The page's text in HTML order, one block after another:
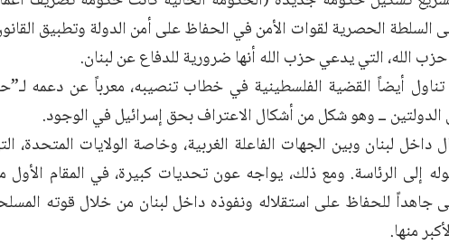
2022) وأكد على السلطة الحصرية لقوات الأمن في الحفاظ على أمن الدولة وتطبيق
الله، التي يدعي حزب الله أنها ضرورية للدفاع عن لبنان.
تناول أيضاً القضية الفلسطينية في خطاب تنصيبه، معرباً عن دعمه
ــ وهو شكل من أشكال الاعتراف بحق إسرائيل في الوجود.
لبنان وبين الجهات الفاعلة الغربية، وخاصة الولايات المتحدة،
إلى الرئاسة. ومع ذلك، يواجه عون تحديات كبيرة، في المقام الأول
للحفاظ على استقلاله ونفوذه داخل لبنان من خلال قوته
منها.